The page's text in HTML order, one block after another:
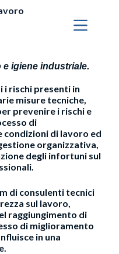
e igiene industriale.
rischi presenti in
misure tecniche,
prevenire i rischi e
di
di lavoro ed
organizzativa,
degli infortuni sul
.
di consulenti tecnici
sul lavoro,
raggiungimento di
di miglioramento
in una